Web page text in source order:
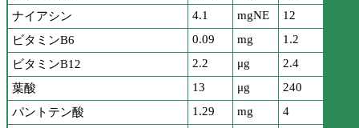
ナイアシン
4.1 mgNE
12
ビタミンB6
0.09 mg
1.2
ビタミンB12
2.2 μg
2.4
葉酸
13 μg
240
パントテン酸
1.29 mg
4